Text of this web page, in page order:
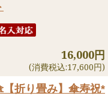
16,000円
(消費税込:17,600円)
折り畳み】 傘寿祝*